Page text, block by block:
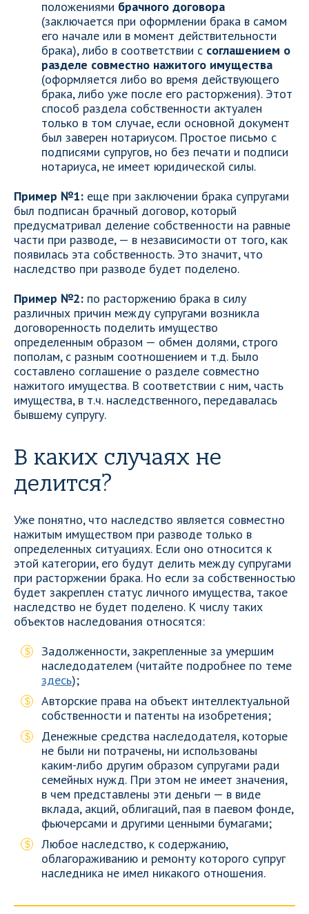
положениями брачного договора
(заключается при оформлении брака в самом
его начале или в момент действительности
брака), либо в соответствии с соглашением о
разделе совместно нажитого имущества
(оформляется либо во время действующего
брака, либо уже после его расторжения). Этот
способ раздела собственности актуален
только в том случае, если основной документ
был заверен нотариусом. Простое письмо с
подписями супругов, но без печати и подписи
нотариуса, не имеет юридической силы.
Пример №1: еще при заключении брака супругами
был подписан брачный договор, который
предусматривал деление собственности на равные
части при разводе, — в независимости от того, как
появилась эта собственность. Это значит, что
наследство при разводе будет поделено.
Пример №2: по расторжению брака в силу
различных причин между супругами возникла
договоренность поделить имущество
определенным образом — обмен долями, строго
пополам, с разным соотношением и т.д. Было
составлено соглашение о разделе совместно
нажитого имущества. В соответствии с ним, часть
имущества, в т.ч. наследственного, передавалась
бывшему супругу.
В каких случаях не
делится?
Уже понятно, что наследство является совместно
нажитым имуществом при разводе только в
определенных ситуациях. Если оно относится к
этой категории, его будут делить между супругами
при расторжении брака. Но если за собственностью
будет закреплен статус личного имущества, такое
наследство не будет поделено. К числу таких
объектов наследования относятся:
Задолженности, закрепленные за умершим
наследодателем (читайте подробнее по теме
здесь);
Авторские права на объект интеллектуальной
собственности и патенты на изобретения;
Денежные средства наследодателя, которые
не были ни потрачены, ни использованы
каким-либо другим образом супругами ради
семейных нужд. При этом не имеет значения,
в чем представлены эти деньги — в виде
вклада, акций, облигаций, пая в паевом фонде,
фьючерсами и другими ценными бумагами;
Любое наследство, к содержанию,
облагораживанию и ремонту которого супруг
наследника не имел никакого отношения.